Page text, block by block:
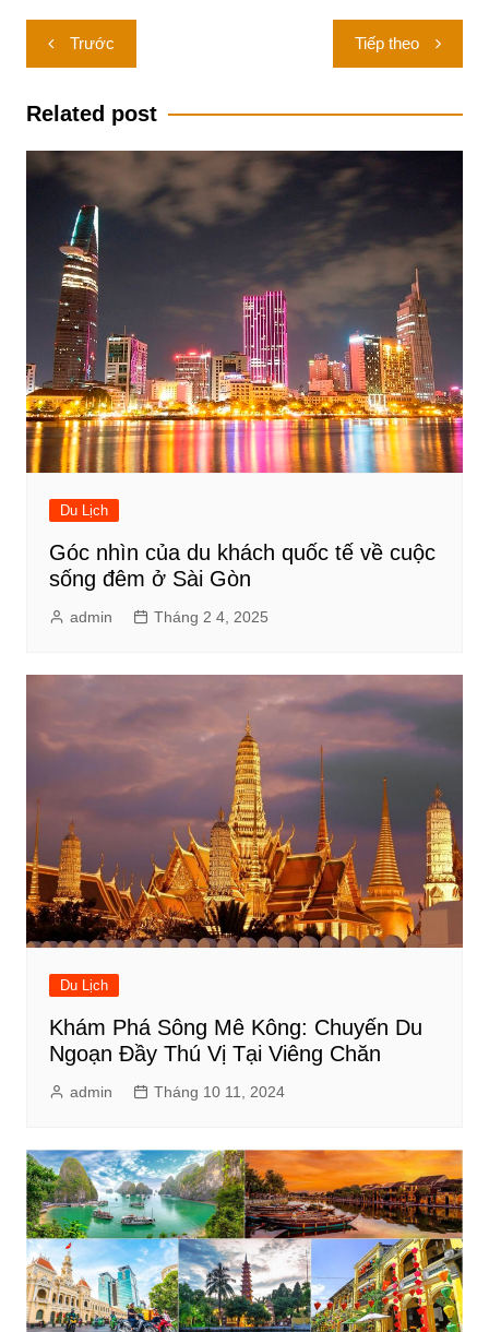
Điều
hướng
bài
Trước Tiếp theo
Related post
Du Lịch
Góc nhìn của du khách quốc tế về cuộc
sống đêm ở Sài Gòn
admin Tháng 2 4, 2025
Du Lịch
Khám Phá Sông Mê Kông: Chuyến Du
Ngoạn Đầy Thú Vị Tại Viêng Chăn
admin Tháng 10 11, 2024